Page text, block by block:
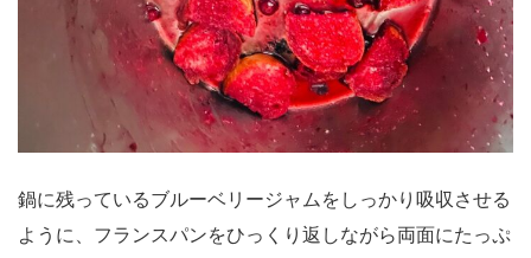
鍋に残っているブルーベリージャムをしっかり吸収させる
ように、フランスパンをひっくり返しながら両面にたっぷ